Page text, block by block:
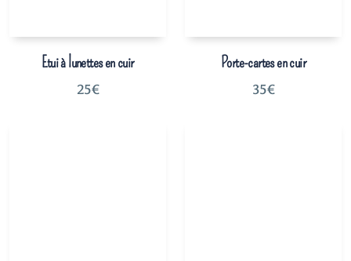
Etui à lunettes en cuir
25€
Porte-cartes en cuir
35€